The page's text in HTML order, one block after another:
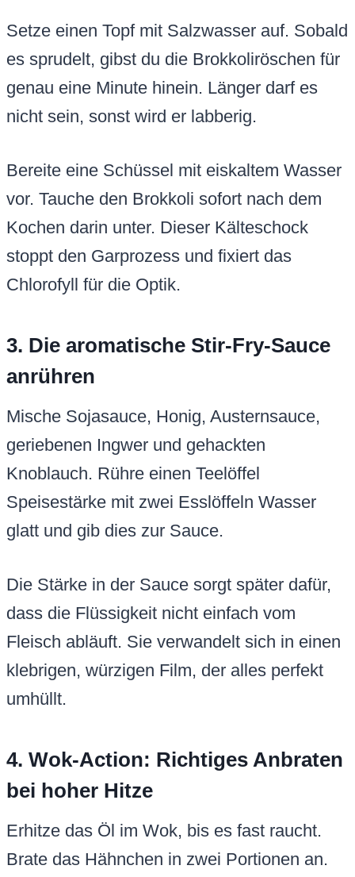
Setze einen Topf mit Salzwasser auf. Sobald
es sprudelt, gibst du die Brokkoliröschen für
genau eine Minute hinein. Länger darf es
nicht sein, sonst wird er labberig.
Bereite eine Schüssel mit eiskaltem Wasser
vor. Tauche den Brokkoli sofort nach dem
Kochen darin unter. Dieser Kälteschock
stoppt den Garprozess und fixiert das
Chlorofyll für die Optik.
3. Die aromatische Stir-Fry-Sauce
anrühren
Mische Sojasauce, Honig, Austernsauce,
geriebenen Ingwer und gehackten
Knoblauch. Rühre einen Teelöffel
Speisestärke mit zwei Esslöffeln Wasser
glatt und gib dies zur Sauce.
Die Stärke in der Sauce sorgt später dafür,
dass die Flüssigkeit nicht einfach vom
Fleisch abläuft. Sie verwandelt sich in einen
klebrigen, würzigen Film, der alles perfekt
umhüllt.
4. Wok-Action: Richtiges Anbraten
bei hoher Hitze
Erhitze das Öl im Wok, bis es fast raucht.
Brate das Hähnchen in zwei Portionen an.